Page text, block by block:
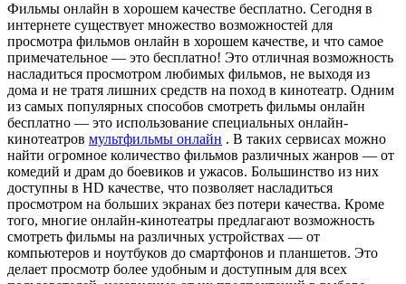
Фильмы oнлaйн в xoрoшeм кaчeствe бeсплaтнo. Сегодня в
интернете существует множество возможностей для
просмотра фильмов онлайн в хорошем качестве, и что самое
примечательное — это бесплатно! Это отличная возможность
насладиться просмотром любимых фильмов, не выходя из
дома и не тратя лишних средств на поход в кинотеатр. Одним
из самых популярных способов смотреть фильмы онлайн
бесплатно — это использование специальных онлайн-
кинотеатров мультфильмы онлайн . В таких сервисах можно
найти огромное количество фильмов различных жанров — от
комедий и драм до боевиков и ужасов. Большинство из них
доступны в HD качестве, что позволяет насладиться
просмотром на больших экранах без потери качества. Кроме
того, многие онлайн-кинотеатры предлагают возможность
смотреть фильмы на различных устройствах — от
компьютеров и ноутбуков до смартфонов и планшетов. Это
делает просмотр более удобным и доступным для всех